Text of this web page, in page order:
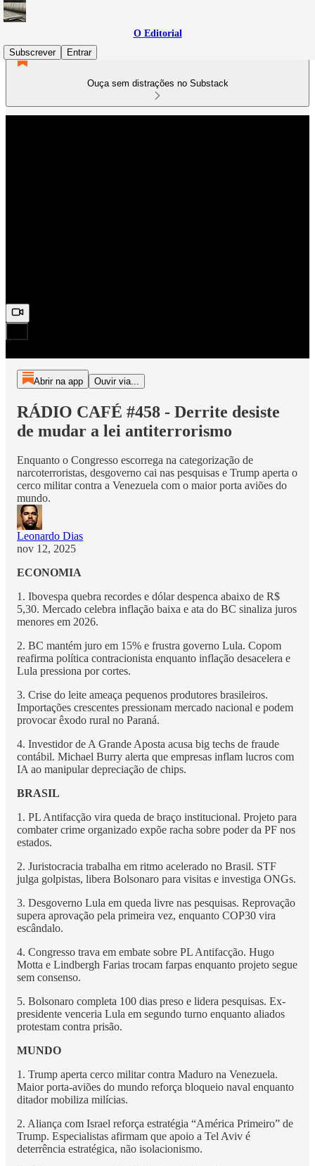
O Editorial
Subscrever
Entrar
Ouça sem distrações no Substack
Abrir na app Ouvir via...
RÁDIO CAFÉ #458 - Derrite desiste
de mudar a lei antiterrorismo
Enquanto o Congresso escorrega na categorização de
narcoterroristas, desgoverno cai nas pesquisas e Trump aperta o
cerco militar contra a Venezuela com o maior porta aviões do
mundo.
Leonardo Dias
nov 12, 2025
ECONOMIA
1. Ibovespa quebra recordes e dólar despenca abaixo de R$
5,30. Mercado celebra inflação baixa e ata do BC sinaliza juros
menores em 2026.
2. BC mantém juro em 15% e frustra governo Lula. Copom
reafirma política contracionista enquanto inflação desacelera e
Lula pressiona por cortes.
3. Crise do leite ameaça pequenos produtores brasileiros.
Importações crescentes pressionam mercado nacional e podem
provocar êxodo rural no Paraná.
4. Investidor de A Grande Aposta acusa big techs de fraude
contábil. Michael Burry alerta que empresas inflam lucros com
IA ao manipular depreciação de chips.
BRASIL
1. PL Antifacção vira queda de braço institucional. Projeto para
combater crime organizado expõe racha sobre poder da PF nos
estados.
2. Juristocracia trabalha em ritmo acelerado no Brasil. STF
julga golpistas, libera Bolsonaro para visitas e investiga ONGs.
3. Desgoverno Lula em queda livre nas pesquisas. Reprovação
supera aprovação pela primeira vez, enquanto COP30 vira
escândalo.
4. Congresso trava em embate sobre PL Antifacção. Hugo
Motta e Lindbergh Farias trocam farpas enquanto projeto segue
sem consenso.
5. Bolsonaro completa 100 dias preso e lidera pesquisas. Ex-
presidente venceria Lula em segundo turno enquanto aliados
protestam contra prisão.
MUNDO
1. Trump aperta cerco militar contra Maduro na Venezuela.
Maior porta-aviões do mundo reforça bloqueio naval enquanto
ditador mobiliza milícias.
2. Aliança com Israel reforça estratégia “América Primeiro” de
Trump. Especialistas afirmam que apoio a Tel Aviv é
deterrência estratégica, não isolacionismo.